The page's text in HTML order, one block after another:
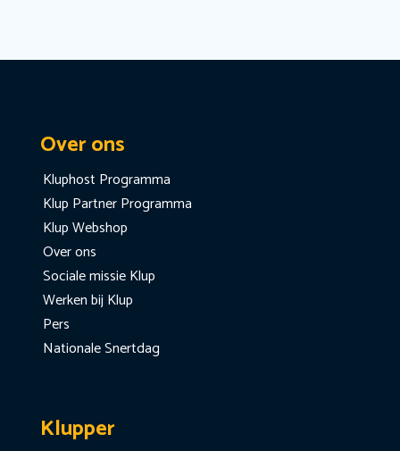
Over ons
Kluphost Programma
Klup Partner Programma
Klup Webshop
Over ons
Sociale missie Klup
Werken bij Klup
Pers
Nationale Snertdag
Klupper